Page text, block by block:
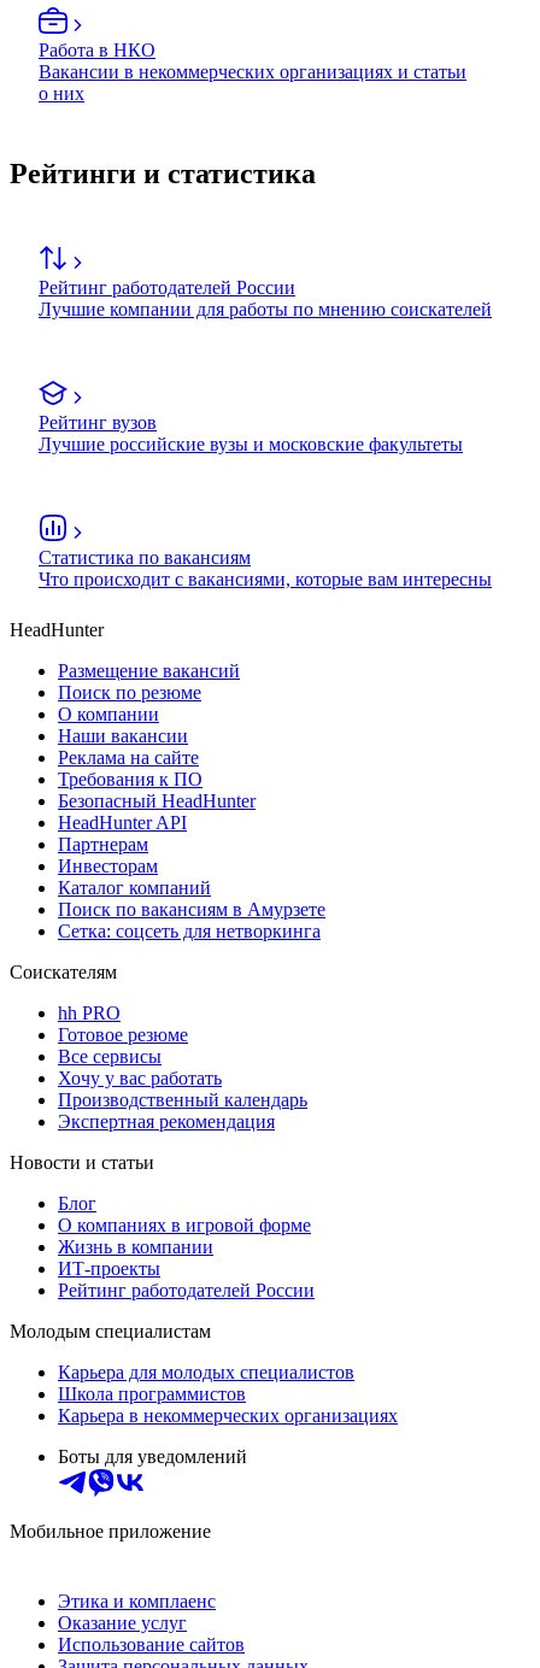
Работа в НКО
Вакансии в некоммерческих организациях и статьи
о них
Рейтинги и статистика
Рейтинг работодателей России
Лучшие компании для работы по мнению соискателей
Рейтинг вузов
Лучшие российские вузы и московские факультеты
Статистика по вакансиям
Что происходит с вакансиями, которые вам интересны
HeadHunter
Размещение вакансий
Поиск по резюме
О компании
Наши вакансии
Реклама на сайте
Требования к ПО
Безопасный HeadHunter
HeadHunter API
Партнерам
Инвесторам
Каталог компаний
Поиск по вакансиям в Амурзете
Сетка: соцсеть для нетворкинга
Соискателям
hh PRO
Готовое резюме
Все сервисы
Хочу у вас работать
Производственный календарь
Экспертная рекомендация
Новости и статьи
Блог
О компаниях в игровой форме
Жизнь в компании
ИТ-проекты
Рейтинг работодателей России
Молодым специалистам
Карьера для молодых специалистов
Школа программистов
Карьера в некоммерческих организациях
Боты для уведомлений
Мобильное приложение
Этика и комплаенс
Оказание услуг
Использование сайтов